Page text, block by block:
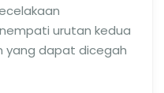
urutan kedua
yang dapat dicegah